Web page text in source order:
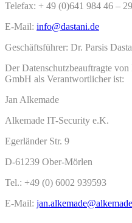
Telefax: + 49 (0)641 984 46 – 29
E-Mail: info@dastani.de
Geschäftsführer: Dr. Parsis
Der Datenschutzbeauftragte
GmbH als Verantwortlicher ist:
Jan Alkemade
Alkemade IT-Security e.K.
Egerländer Str. 9
D-61239 Ober-Mörlen
Tel.: +49 (0) 6002 939593
E-Mail: